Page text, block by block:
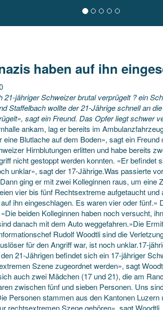
haben auf ihn
21-jähriger Schweizer brutal verprügelt ? ein
Staffelbach wollte der 21-Jährige schnell an
sagt ein Freund. Das Opfer liegt schwer
ankam, lag er bereits im
eine Blutlache auf dem Boden», sagt ein
Hirnblutungen erlitten und habe bereits
nicht gestoppt werden konnten. «Er
unklar», sagt der 17-Jährige.Was passierte
ging er mit zwei Kolleginnen raus, um eine
vier bis fünf Rechtsextreme aufgetaucht
ihn eingeschlagen. Es waren vier oder
beiden Kolleginnen haben noch versucht,
danach mit dem Auto weggefahren.»Die
Rudolf Woodtli sind die
für den Angriff war, ist noch unklar.17-
21-Jährigen befindet sich ein 17-jähriger
Szene zugeordnet werden», sagt
auch zwei Mädchen (17 und 21), die am
zwischen fünf und sieben Personen. Uns
Personen stammen aus den Kantonen
rechtsextremen Szene gehören», sagt Woodtli.